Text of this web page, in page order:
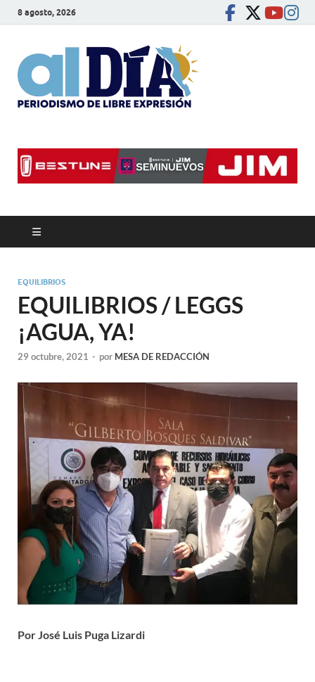
8 agosto, 2026
EQUILIBRIOS
EQUILIBRIOS / LEGGS
¡AGUA, YA!
29 octubre, 2021 - por MESA DE REDACCIÓN
Por José Luis Puga Lizardi